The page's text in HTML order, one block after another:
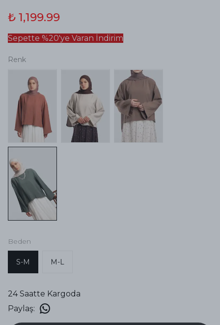
₺ 1,199.99
Sepette %20'ye Varan İndirim
Renk
Beden
S-M M-L
24 Saatte Kargoda
Paylaş: